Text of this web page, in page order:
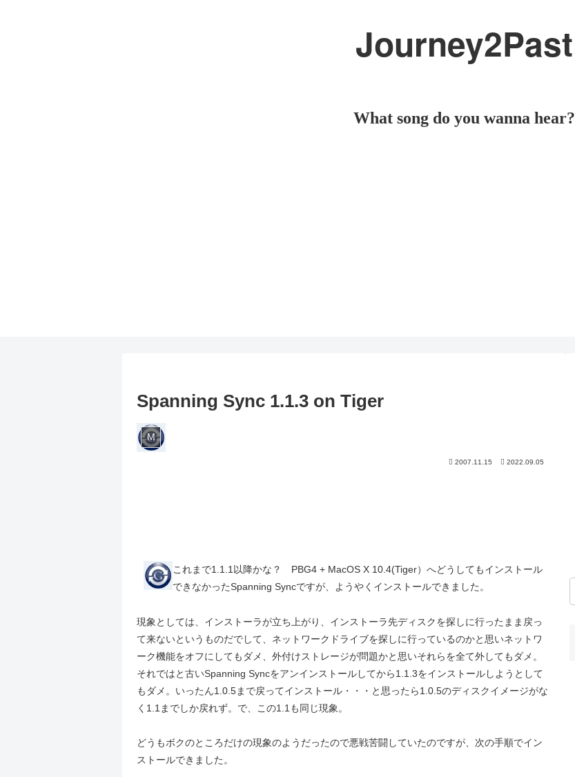
Journey2Past
What song do you wanna hear?
Spanning Sync 1.1.3 on Tiger
Music
2007.11.15 2022.09.05
これまで1.1.1以降かな？ PBG4 + MacOS X 10.4(Tiger）へどうしてもインストール
できなかったSpanning Syncですが、ようやくインストールできました。
現象としては、インストーラが立ち上がり、インストーラ先ディスクを探しに行ったまま戻っ
て来ないというものだでして、ネットワークドライブを探しに行っているのかと思いネットワ
ーク機能をオフにしてもダメ、外付けストレージが問題かと思いそれらを全て外してもダメ。
それではと古いSpanning Syncをアンインストールしてから1.1.3をインストールしようとして
もダメ。いったん1.0.5まで戻ってインストール・・・と思ったら1.0.5のディスクイメージがな
く1.1までしか戻れず。で、この1.1も同じ現象。
どうもボクのところだけの現象のようだったので悪戦苦闘していたのですが、次の手順でイン
ストールできました。